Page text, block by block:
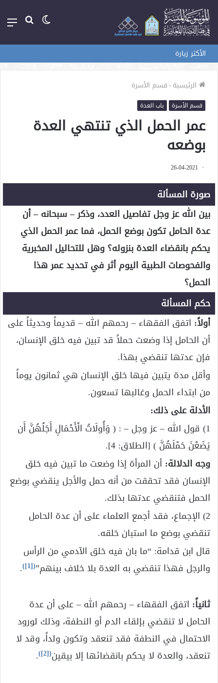
بحث الوضع
الأكثر زيارة
الرئيسية-قسم الأسرة
قسم الأسرة باب العدة
عمر الحمل الذي تنتهي العدة
بوضعه
26-04-2021
صورة المسألة
بين الله عز وجل تفاصيل العدد، وذكر – سبحانه – أن
عدة الحامل تكون بوضع الحمل، فما عمر الحمل الذي
يحكم بانقضاء العدة بنزوله؟ وهل للتحاليل المخبرية
والفحوصات الطبية اليوم أثر في تحديد عمر هذا
الحمل؟
حكم المسألة
أولاً: اتفق الفقهاء – رحمهم الله – قديماً وحديثاً على
أن الحامل إذا وضعت حملاً قد تبين فيه خلق الإنسان،
فإن عدتها تنقضي بهذا.
وأقل مدة يتبين فيها خلق الإنسان هي ثمانون يوماً
من ابتداء الحمل وغالبها تسعون.
الأدلة على ذلك:
1) قول الله – عز وجل – : ( وَأُولَاتُ الْأَحْمَالِ أَجَلُهُنَّ أَن
يَضَعْنَ حَمْلَهُنَّ ) [الطلاق: 4].
وجه الدلالة: أن المرأة إذا وضعت ما تبين فيه خلق
الإنسان فقد تحققت من أنه حمل والأجل ينقضي بوضع
الحمل فتنقضي عدتها بذلك.
2) الإجماع، فقد أجمع العلماء على أن عدة الحامل
تنقضي بوضع ما استبان خلقه.
قال ابن قدامة: “ما بان فيه خلق الآدمي من الرأس
والرجل فهذا تنقضي به العدة بلا خلاف بينهم”(
[1]
)
.
ثانياً: اتفق الفقهاء – رحمهم الله – على أن عدة
الحامل لا تنقضي بإلقاء الدم أو النطفة، وذلك لورود
الاحتمال في النطفة فقد تنعقد وتكون ولداً، وقد لا
تنعقد، والعدة لا يحكم بانقضائها إلا بيقين(
[2]
)
.